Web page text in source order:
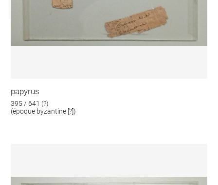
papyrus
395 / 641 (?)
(époque byzantine [?])